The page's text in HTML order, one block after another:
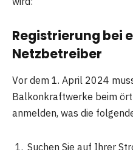
Registrierung bei
Netzbetreiber
Vor dem 1. April 2024
Balkonkraftwerke beim
anmelden, was die
Suchen Sie auf Ihrer